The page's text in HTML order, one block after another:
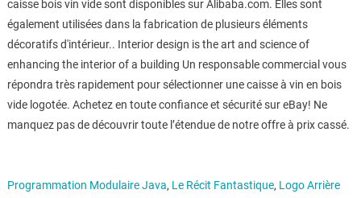
caisse bois vin vide sont disponibles sur Alibaba.com. Elles sont
également utilisées dans la fabrication de plusieurs éléments
décoratifs d'intérieur.. Interior design is the art and science of
enhancing the interior of a building Un responsable commercial vous
répondra très rapidement pour sélectionner une caisse à vin en bois
vide logotée. Achetez en toute confiance et sécurité sur eBay! Ne
manquez pas de découvrir toute l’étendue de notre offre à prix cassé.
Programmation Modulaire Java, Le Récit Fantastique, Logo Arrière